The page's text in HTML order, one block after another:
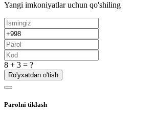
Yangi imkoniyatlar uchun qo'shiling
8 + 3 = ?
Ro'yxatdan o'tish
Parolni tiklash